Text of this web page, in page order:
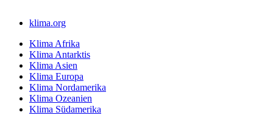
klima.org
Klima Afrika
Klima Antarktis
Klima Asien
Klima Europa
Klima Nordamerika
Klima Ozeanien
Klima Südamerika